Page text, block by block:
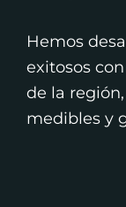
Hemos
exitosos
de la
medibles y